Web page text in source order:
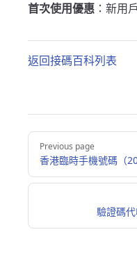
首次使用優惠 ：新用
返回接碼百科列表
Pager
Previous page
香港臨時手機號碼（
驗證碼